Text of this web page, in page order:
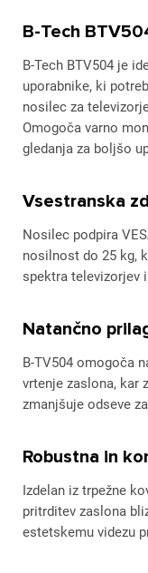
B-Tech
B-Tech BTV504 je
uporabnike, ki
nosilec za
Omogoča varno
gledanja za boljšo
Vsestranska
Nosilec podpira
nosilnost do 25 kg,
spektra televizorjev
Natančno
B-TV504 omogoča
vrtenje zaslona, kar
zmanjšuje odseve
Robustna in
Izdelan iz trpežne
pritrditev zaslona
estetskemu videzu